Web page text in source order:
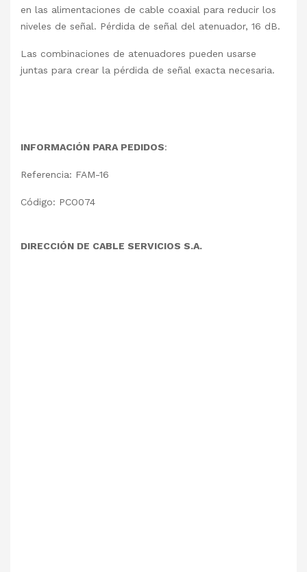
en las alimentaciones de cable coaxial para reducir los
niveles de señal. Pérdida de señal del atenuador, 16 dB.
Las combinaciones de atenuadores pueden usarse
juntas para crear la pérdida de señal exacta necesaria.
INFORMACIÓN PARA PEDIDOS:
Referencia: FAM-16
Código: PCO074
DIRECCIÓN DE CABLE SERVICIOS S.A.